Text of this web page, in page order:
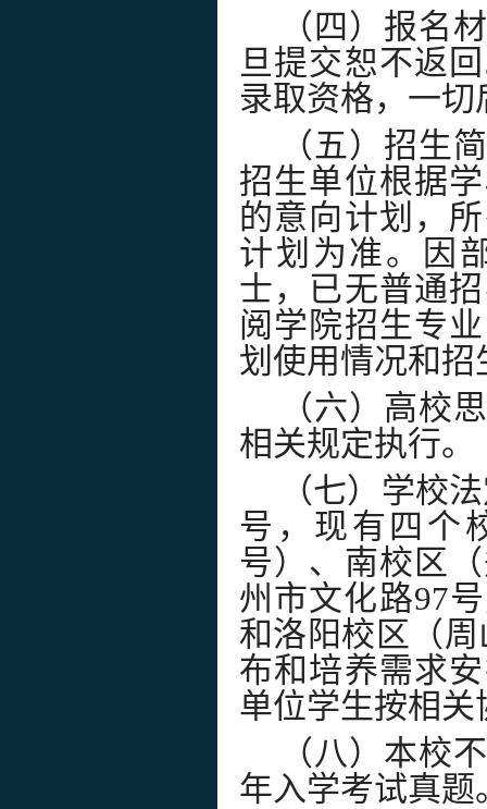
（四）报名
旦提交恕不返
录取资格，一
（五）招生
招生单位根据
的意向计划，
计划为准。因
士，已无普通
阅学院招生专
划使用情况和
（六）高校
相关规定执行。
（七）学校
号，现有四个
号）、南校区
州市文化路97
和洛阳校区（
布和培养需求
单位学生按相关
（八）本校
年入学考试真题